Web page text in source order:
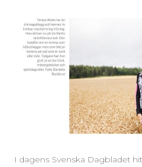
I dagens Svenska Dagbladet